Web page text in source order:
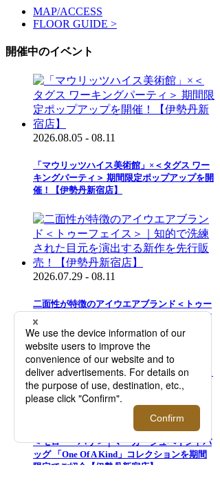
MAP/ACCESS
FLOOR GUIDE >
開催中のイベント
2026.08.05 - 08.11
「マウリッツハイス美術館」×＜タグス ワー
キングパーティ＞ 期間限定ポップアップを開
催！【伊勢丹新宿店】
2026.07.29 - 08.11
二面性が特徴のアイウエアブランド＜トゥー
フェイス＞｜知的で洗練された目元を演出す
る新作を先行販売！【伊勢丹新宿店】
＜モロー・パリ＞｜マーカージュペイントバ
ッグ 「One Of A Kind」コレクションを期間
限定でご紹介【伊勢丹新宿店】